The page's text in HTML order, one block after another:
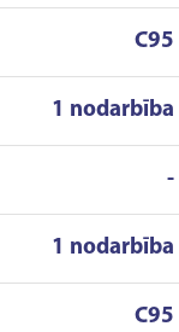
C95
1 nodarbība
-
1 nodarbība
C95